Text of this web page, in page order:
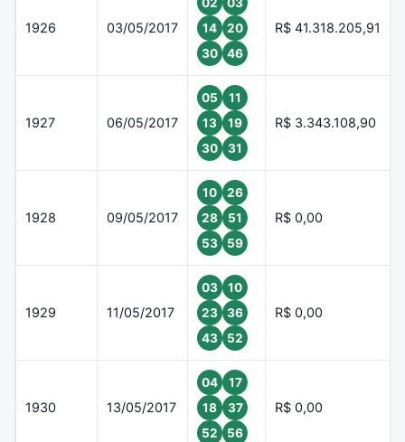
1926 03/05/2017
14
20
30
46
R$ 41.318.205,91
1927 06/05/2017
05
11
13
19
30
31
R$ 3.343.108,90
1928 09/05/2017
10
26
28
51
53
59
R$ 0,00
1929 11/05/2017
03
10
23
36
43
52
R$ 0,00
1930 13/05/2017
04
17
18
37
52
56
R$ 0,00